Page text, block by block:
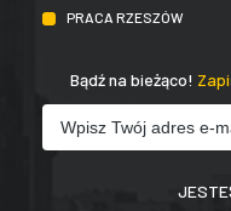
PRACA RZESZÓW
Bądź na bieżąco!